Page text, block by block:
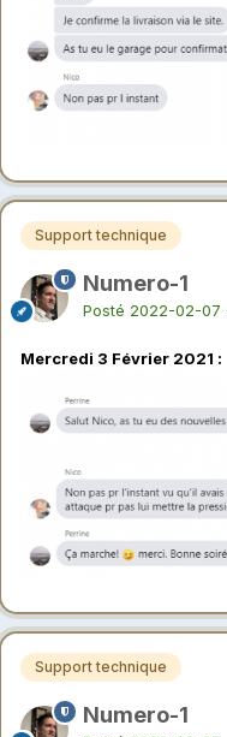
Support technique
Numero-1
Posté 2022-02-07
Mercredi 3 Février 2021 :
Support technique
Numero-1